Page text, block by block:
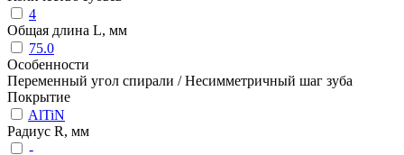
4
Общая длина L, мм
75.0
Особенности
Переменный угол спирали / Несимметричный шаг зуба
Покрытие
AlTiN
Радиус R, мм
-